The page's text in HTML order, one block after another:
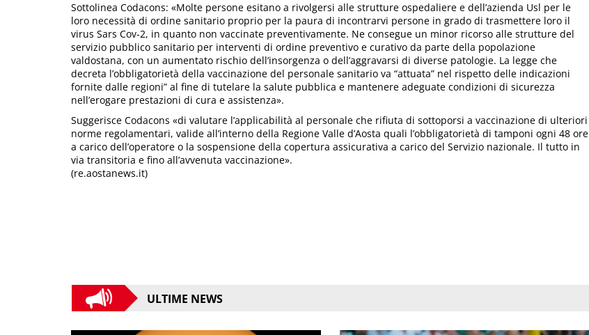
Sottolinea Codacons: «Molte persone esitano a rivolgersi alle strutture ospedaliere e dell’azienda Usl per le
loro necessità di ordine sanitario proprio per la paura di incontrarvi persone in grado di trasmettere loro il
virus Sars Cov-2, in quanto non vaccinate preventivamente. Ne consegue un minor ricorso alle strutture del
servizio pubblico sanitario per interventi di ordine preventivo e curativo da parte della popolazione
valdostana, con un aumentato rischio dell’insorgenza o dell’aggravarsi di diverse patologie. La legge che
decreta l’obbligatorietà della vaccinazione del personale sanitario va “attuata” nel rispetto delle indicazioni
fornite dalle regioni” al fine di tutelare la salute pubblica e mantenere adeguate condizioni di sicurezza
nell’erogare prestazioni di cura e assistenza».
Suggerisce Codacons «di valutare l’applicabilità al personale che rifiuta di sottoporsi a vaccinazione di ulteriori
norme regolamentari, valide all’interno della Regione Valle d’Aosta quali l’obbligatorietà di tamponi ogni 48 ore
a carico dell’operatore o la sospensione della copertura assicurativa a carico del Servizio nazionale. Il tutto in
via transitoria e fino all’avvenuta vaccinazione».
(re.aostanews.it)
ULTIME NEWS